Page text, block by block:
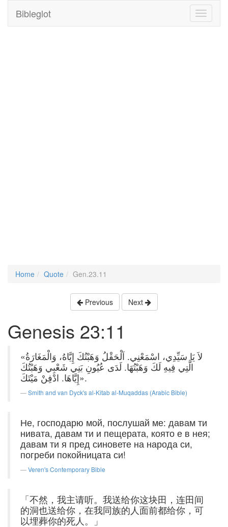
Toggle
Bibleglot
Home Quote Gen.23.11
Previous Next
Genesis 23:11
«لاَ يَا سَيِّدِي، اسْمَعْنِي. اَلْحَقْلُ وَهَبْتُكَ إِيَّاهُ، وَالْمَغَارَةُ
الَّتِي فِيهِ لَكَ وَهَبْتُهَا. لَدَى عُيُونِ بَنِي شَعْبِي وَهَبْتُكَ
إِيَّاهَا. ادْفِنْ مَيْتَكَ».
Smith and van Dyck's al-Kitab al-Muqaddas (Arabic Bible)
Не, господарю мой, послушай ме: давам ти
нивата, давам ти и пещерата, която е в нея;
давам ти я пред синовете на народа си,
погреби покойницата си!
Veren's Contemporary Bible
「不然，我主请听。我送给你这块田，连田间
的洞也送给你，在我同族的人面前都给你，可
以埋葬你的死人。」